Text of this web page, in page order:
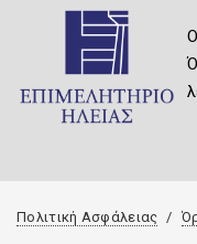
Πολιτική Ασφάλειας